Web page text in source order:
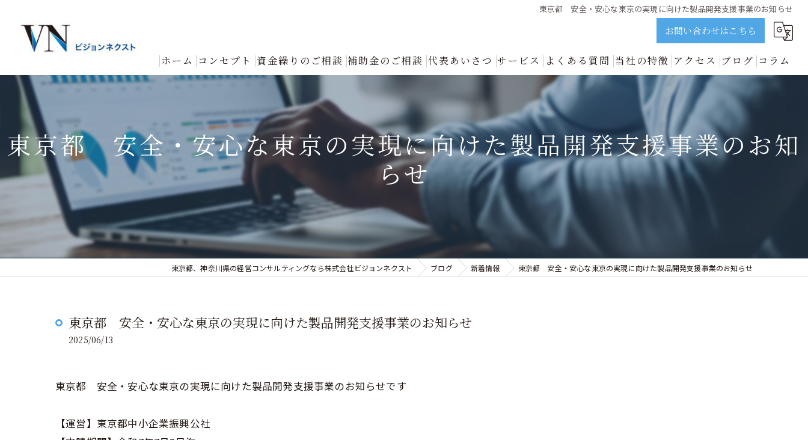
東京都 安全・安心な東京の実現に向けた製品開発支援事業のお知らせ
お問い合わせはこちら
ホーム コンセプト 資金繰りのご相談
創業融資コンサルタントの選び方と成功の秘訣｜確実な資金調達をプロが誠実に解説 | ビジョンネクスト
返済が厳しい
融資について
創業融資
銀行への返済リスケジュール（条件変更）の手続きと進め方｜資金繰り改善のプロが誠実に解説 | ビジョンネクスト
認定支援機関による「税制優遇・金利低減」フル活用支援
補助金のご相談 代表あいさつ サービス よくある質問 当社の特徴
資金調達
中小企業
事業再生
アクセス ブログ
新着情報
コラム
東京都 安全・安心な東京の実現に向けた製品開発支援事業のお知
らせ
東京都、神奈川県の経営コンサルティングなら株式会社ビジョンネクスト ブログ 新着情報 東京都 安全・安心な東京の実現に向けた製品開発支援事業のお知らせ
東京都 安全・安心な東京の実現に向けた製品開発支援事業のお知らせ
2025/06/13
東京都 安全・安心な東京の実現に向けた製品開発支援事業のお知らせです
【運営】東京都中小企業振興公社